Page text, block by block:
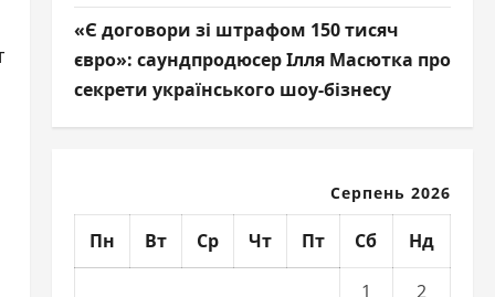
«Є договори зі штрафом 150 тисяч
євро»: саундпродюсер Ілля Масютка про
секрети українського шоу-бізнесу
Серпень 2026
Пн Вт Ср Чт Пт Сб Нд
1
2